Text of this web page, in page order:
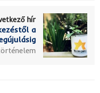
hír
a